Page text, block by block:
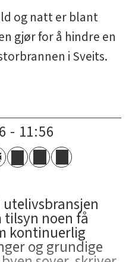
og natt er blant
gjør for å hindre en
i Sveits.
- 11:56
noen få
kontinuerlig
og grundige